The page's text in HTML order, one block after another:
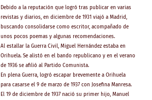
Debido a la reputación que logró tras publicar en varias
revistas y diarios, en diciembre de 1931 viajó a Madrid,
buscando consolidarse como escritor, acompañado de
unos pocos poemas y algunas recomendaciones.
Al estallar la Guerra Civil, Miguel Hernández estaba en
Orihuela. Se alistó en el bando republicano y en el verano
de 1936 se afilió al Partido Comunista.
En plena Guerra, logró escapar brevemente a Orihuela
para casarse el 9 de marzo de 1937 con Josefina Manresa.
El 19 de diciembre de 1937 nació su primer hijo, Manuel